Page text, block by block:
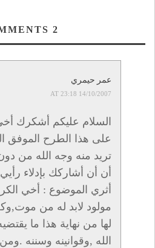
2
عمر حيمري
14/10/2007 AT 23:18
السلام عليكم أشكرك
على هذا الطرح الموفق
تريد منه وجه الله من
أن أن أشاركك بإدلاء
أثري الموضوع : أخي
مولود لابد له من
لها من نهاية هذا ما
الله ,وقوانينه وسننه